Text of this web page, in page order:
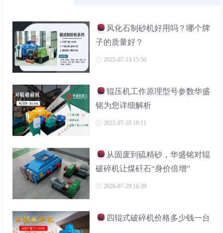
风化石制砂机好用吗？哪个牌
子的质量好？
2022-07-13 15:50
辊压机工作原理型号参数华盛
铭为您详细解析
2022-07-10 10:11
从固废到硫精砂，华盛铭对辊
破碎机让煤矸石“身价倍增”
2026-07-29 16:39
四辊式破碎机价格多少钱一台